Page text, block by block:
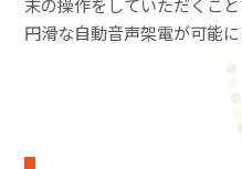
円滑な自動音声架電が可能に